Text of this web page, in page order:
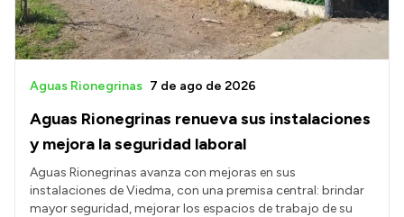
Boletín Oficial
Compras y licitaciones
Consulta de expedientes
Convocatorias
Intranet
Login
Aguas Rionegrinas renueva sus instalaciones
y mejora la seguridad laboral
Aguas Rionegrinas 7 de ago de 2026
Aguas Rionegrinas avanza con mejoras en sus
instalaciones de Viedma, con una premisa central: brindar
mayor seguridad, mejorar los espacios de trabajo de su